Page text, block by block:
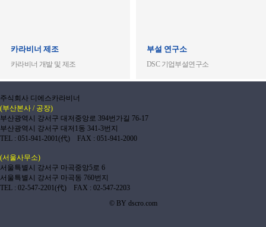
카라비너 제조
카라비너 개발 및 제조
부설 연구소
DSC 기업부설연구소
주식회사 디에스카라비너
(부산본사 / 공장)
부산광역시 강서구 대저중앙로 394번가길 76-17
부산광역시 강서구 대저1동 341-3번지
TEL : 051-941-2001(代) FAX : 051-941-2000
(서울사무소)
서울특별시 강서구 마곡중앙5로 6
서울특별시 강서구 마곡동 760번지
TEL : 02-547-2201(代) FAX : 02-547-2203
© BY dscro.com